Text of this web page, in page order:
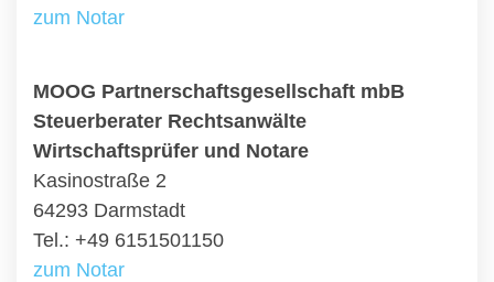
zum Notar
MOOG Partnerschaftsgesellschaft mbB
Steuerberater Rechtsanwälte
Wirtschaftsprüfer und Notare
Kasinostraße 2
64293 Darmstadt
Tel.: +49 6151501150
zum Notar